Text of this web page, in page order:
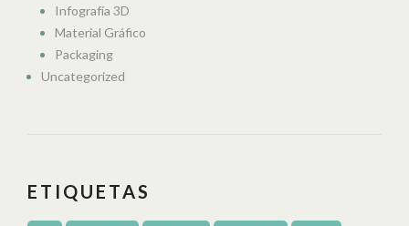
Infografía 3D
Material Gráfico
Packaging
Uncategorized
ETIQUETAS